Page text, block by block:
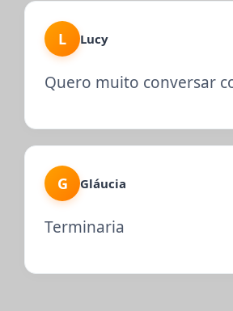
L Lucy
Quero muito conversar
G Gláucia
Terminaria